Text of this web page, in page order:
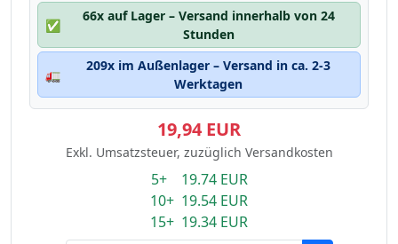
✅
66x auf Lager – Versand innerhalb von 24
Stunden
🚛
209x im Außenlager – Versand in ca. 2-3
Werktagen
19,94 EUR
Exkl. Umsatzsteuer, zuzüglich Versandkosten
5+ 19.74 EUR
10+ 19.54 EUR
15+ 19.34 EUR